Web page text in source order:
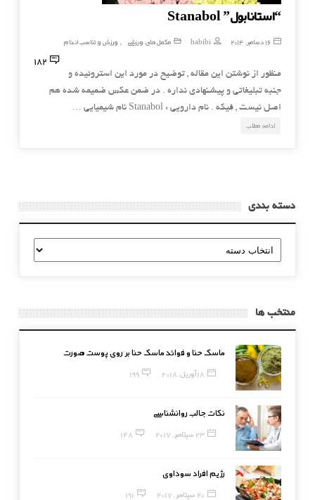
“استانابول” Stanabol
16 دسامبر, 2014 habibi مکمل های ورزشی , ورزش و تناسب اندام
182
منظور از نوشتن این مقاله , توضیح در مورد این استروئیده و
جنبه تبلیغاتی و پیشنهادی نداره . در ضمن عکس ضمیمه شده هم
اصل نیست , فیکه . نام دارويی : Stanabol نام شيميايی …
ادامه مطلب
دسته بندی
دسته
بندی
منتخب ها
ماسک حنا و فوائد ماسک حنا بر روی پوست صورت
18 آوریل, 2018 199
نکات جالب روانشناسی
23 سپتامبر, 2017 148
رژیم افراد سوداوی
20 سپتامبر, 2017 191